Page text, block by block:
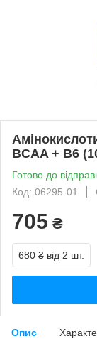
BCAA + B6
Готово до
Код: 06295-01
705 ₴
680 ₴ від 2 шт.
Опис